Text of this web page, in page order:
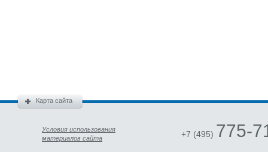
Карта сайта
Условия использования
материалов сайта
+7 (495) 775-